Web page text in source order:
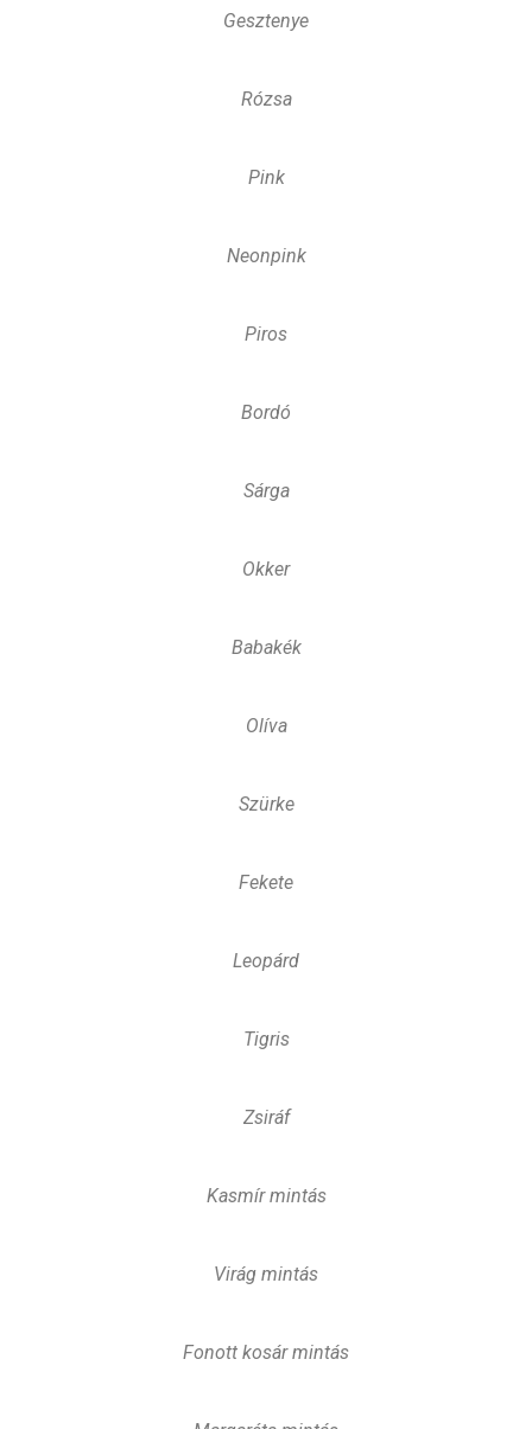
Gesztenye
Rózsa
Pink
Neonpink
Piros
Bordó
Sárga
Okker
Babakék
Olíva
Szürke
Fekete
Leopárd
Tigris
Zsiráf
Kasmír mintás
Virág mintás
Fonott kosár mintás